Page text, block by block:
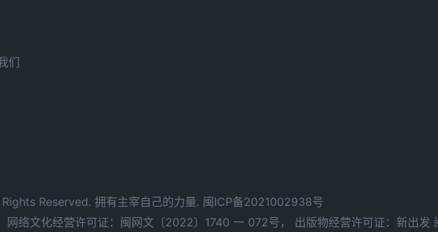
们
Reserved. 拥有主宰自己的力量. 闽ICP备2021002938号
网络文化经营许可证：闽网文〔2022〕1740 一 072号，
出版物经营许可证：新出发